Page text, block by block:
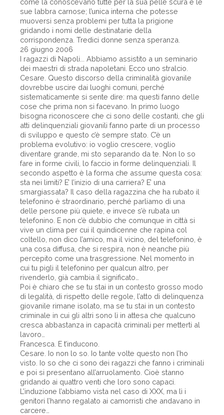
come la conoscevano tutte per la sua pelle scura e le
sue labbra carnose; l’unica interna che potesse
muoversi senza problemi per tutta la prigione
gridando i nomi delle destinatarie della
corrispondenza. Tredici donne senza speranza.
26 giugno 2006
I ragazzi di Napoli... Abbiamo assistito a un seminario
dei maestri di strada napoletani. Ecco uno stralcio.
Cesare. Questo discorso della criminalità giovanile
dovrebbe uscire dai luoghi comuni, perché
sistematicamente si sente dire: ma questi fanno delle
cose che prima non si facevano. In primo luogo
bisogna riconoscere che ci sono delle costanti, che gli
atti delinquenziali giovanili fanno parte di un processo
di sviluppo e questo c’è sempre stato. C’è un
problema evolutivo: io voglio crescere, voglio
diventare grande, mi sto separando da te. Non lo so
fare in forme civili, lo faccio in forme delinquenziali. Il
secondo aspetto è la forma che assume questa cosa:
sta nei limiti? E’ l’inizio di una carriera? E’ una
smargiassata? Il caso della ragazzina che ha rubato il
telefonino è straordinario, perché parliamo di una
delle persone più quiete, e invece s’è rubata un
telefonino. E non c’è dubbio che comunque in città si
vive un clima per cui il quindicenne che rapina col
coltello, non dico l’amico, ma il vicino, del telefonino, è
una cosa diffusa, che si respira, non è neanche più
percepito come una trasgressione. Nel momento in
cui tu pigli il telefonino per qualcun altro, per
rivenderlo, già cambia il significato…
Poi è chiaro che se tu stai in un contesto grosso modo
di legalità, di rispetto delle regole, l’atto di delinquenza
giovanile rimane isolato, ma se tu stai in un contesto
criminale in cui gli altri sono lì in attesa che qualcuno
cresca abbastanza in capacità criminali per metterti al
lavoro…
Francesca. E t’inducono.
Cesare. Io non lo so. Io tante volte questo non l’ho
visto. Io so che ci sono dei ragazzi che fanno i criminali
e poi si presentano all’arruolamento. Cioè stanno
gridando ai quattro venti che loro sono capaci.
L’induzione l’abbiamo vista nel caso di XXX, ma lì i
genitori l’hanno regalato ai camorristi che andavano in
carcere…